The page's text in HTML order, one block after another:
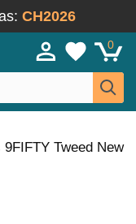
CH2026
0
Tweed New